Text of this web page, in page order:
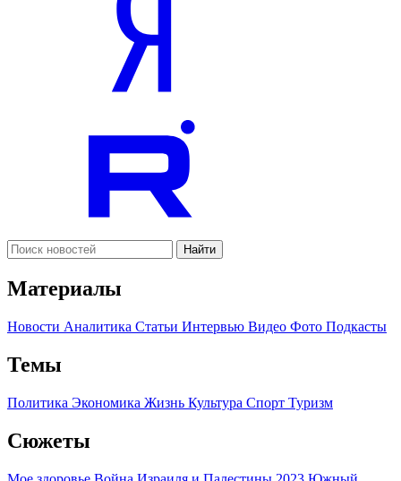
Найти
Материалы
Новости Аналитика Статьи Интервью Видео Фото Подкасты
Темы
Политика Экономика Жизнь Культура Спорт Туризм
Сюжеты